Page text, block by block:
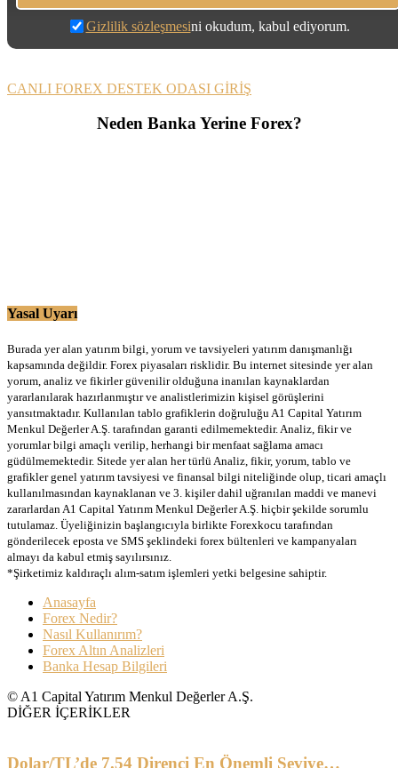
Gizlilik sözleşmesini okudum, kabul ediyorum.
CANLI FOREX DESTEK ODASI GİRİŞ
Neden Banka Yerine Forex?
Yasal Uyarı
Burada yer alan yatırım bilgi, yorum ve tavsiyeleri yatırım danışmanlığı
kapsamında değildir. Forex piyasaları risklidir. Bu internet sitesinde yer alan
yorum, analiz ve fikirler güvenilir olduğuna inanılan kaynaklardan
yararlanılarak hazırlanmıştır ve analistlerimizin kişisel görüşlerini
yansıtmaktadır. Kullanılan tablo grafiklerin doğruluğu A1 Capital Yatırım
Menkul Değerler A.Ş. tarafından garanti edilmemektedir. Analiz, fikir ve
yorumlar bilgi amaçlı verilip, herhangi bir menfaat sağlama amacı
güdülmemektedir. Sitede yer alan her türlü Analiz, fikir, yorum, tablo ve
grafikler genel yatırım tavsiyesi ve finansal bilgi niteliğinde olup, ticari amaçlı
kullanılmasından kaynaklanan ve 3. kişiler dahil uğranılan maddi ve manevi
zararlardan A1 Capital Yatırım Menkul Değerler A.Ş. hiçbir şekilde sorumlu
tutulamaz. Üyeliğinizin başlangıcıyla birlikte Forexkocu tarafından
gönderilecek eposta ve SMS şeklindeki forex bültenleri ve kampanyaları
almayı da kabul etmiş sayılırsınız.
*Şirketimiz kaldıraçlı alım-satım işlemleri yetki belgesine sahiptir.
Anasayfa
Forex Nedir?
Nasıl Kullanırım?
Forex Altın Analizleri
Banka Hesap Bilgileri
© A1 Capital Yatırım Menkul Değerler A.Ş.
DİĞER İÇERİKLER
Dolar/TL’de 7.54 Direnci En Önemli Seviye…